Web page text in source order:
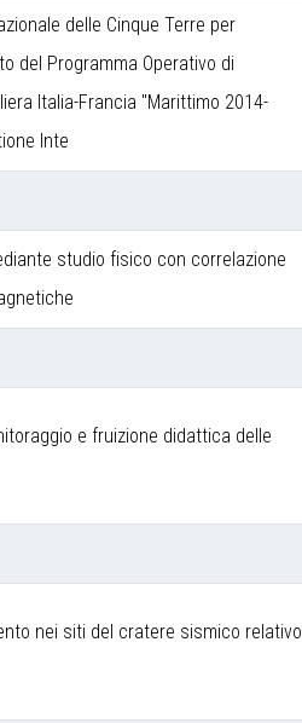
delle Cinque Terre per
del Programma Operativo di
Italia-Francia "Marittimo 2014-
Inte
studio fisico con correlazione
e fruizione didattica delle
nei siti del cratere sismico relativo